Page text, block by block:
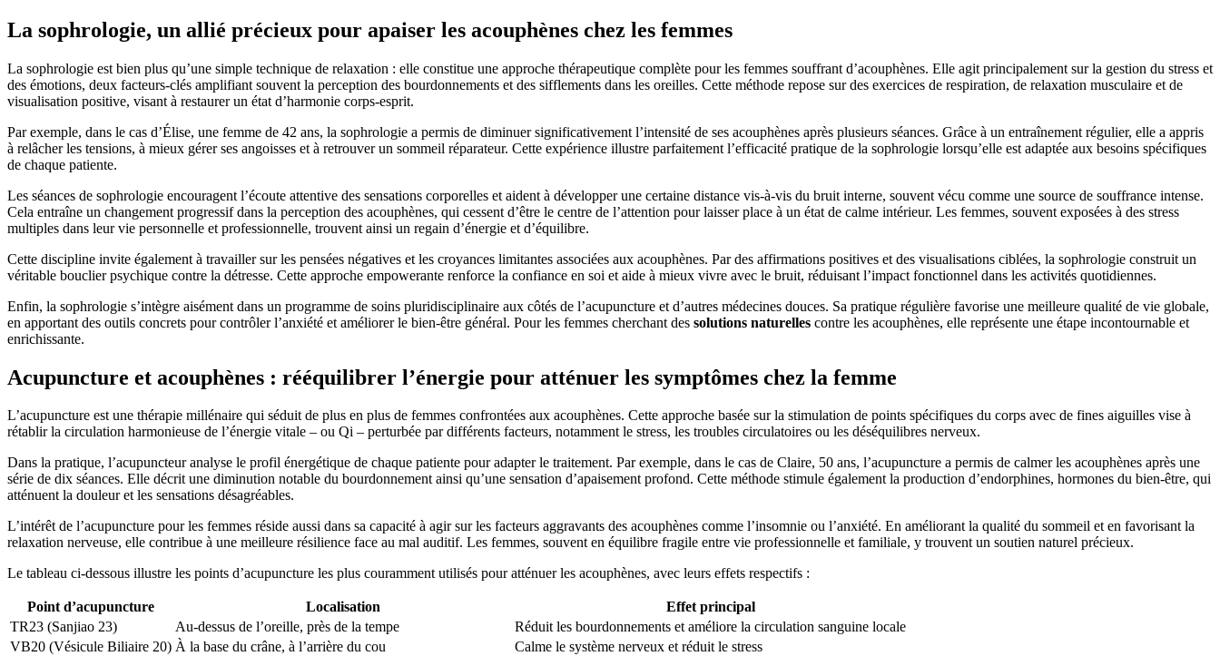
La sophrologie, un allié précieux pour apaiser les acouphènes chez les femmes
La sophrologie est bien plus qu’une simple technique de relaxation : elle constitue une approche thérapeutique complète pour les femmes souffrant d’acouphènes. Elle agit principalement sur la gestion du stress et
des émotions, deux facteurs-clés amplifiant souvent la perception des bourdonnements et des sifflements dans les oreilles. Cette méthode repose sur des exercices de respiration, de relaxation musculaire et de
visualisation positive, visant à restaurer un état d’harmonie corps-esprit.
Par exemple, dans le cas d’Élise, une femme de 42 ans, la sophrologie a permis de diminuer significativement l’intensité de ses acouphènes après plusieurs séances. Grâce à un entraînement régulier, elle a appris
à relâcher les tensions, à mieux gérer ses angoisses et à retrouver un sommeil réparateur. Cette expérience illustre parfaitement l’efficacité pratique de la sophrologie lorsqu’elle est adaptée aux besoins spécifiques
de chaque patiente.
Les séances de sophrologie encouragent l’écoute attentive des sensations corporelles et aident à développer une certaine distance vis-à-vis du bruit interne, souvent vécu comme une source de souffrance intense.
Cela entraîne un changement progressif dans la perception des acouphènes, qui cessent d’être le centre de l’attention pour laisser place à un état de calme intérieur. Les femmes, souvent exposées à des stress
multiples dans leur vie personnelle et professionnelle, trouvent ainsi un regain d’énergie et d’équilibre.
Cette discipline invite également à travailler sur les pensées négatives et les croyances limitantes associées aux acouphènes. Par des affirmations positives et des visualisations ciblées, la sophrologie construit un
véritable bouclier psychique contre la détresse. Cette approche empowerante renforce la confiance en soi et aide à mieux vivre avec le bruit, réduisant l’impact fonctionnel dans les activités quotidiennes.
Enfin, la sophrologie s’intègre aisément dans un programme de soins pluridisciplinaire aux côtés de l’acupuncture et d’autres médecines douces. Sa pratique régulière favorise une meilleure qualité de vie globale,
en apportant des outils concrets pour contrôler l’anxiété et améliorer le bien-être général. Pour les femmes cherchant des solutions naturelles contre les acouphènes, elle représente une étape incontournable et
enrichissante.
Acupuncture et acouphènes : rééquilibrer l’énergie pour atténuer les symptômes chez la femme
L’acupuncture est une thérapie millénaire qui séduit de plus en plus de femmes confrontées aux acouphènes. Cette approche basée sur la stimulation de points spécifiques du corps avec de fines aiguilles vise à
rétablir la circulation harmonieuse de l’énergie vitale – ou Qi – perturbée par différents facteurs, notamment le stress, les troubles circulatoires ou les déséquilibres nerveux.
Dans la pratique, l’acupuncteur analyse le profil énergétique de chaque patiente pour adapter le traitement. Par exemple, dans le cas de Claire, 50 ans, l’acupuncture a permis de calmer les acouphènes après une
série de dix séances. Elle décrit une diminution notable du bourdonnement ainsi qu’une sensation d’apaisement profond. Cette méthode stimule également la production d’endorphines, hormones du bien-être, qui
atténuent la douleur et les sensations désagréables.
L’intérêt de l’acupuncture pour les femmes réside aussi dans sa capacité à agir sur les facteurs aggravants des acouphènes comme l’insomnie ou l’anxiété. En améliorant la qualité du sommeil et en favorisant la
relaxation nerveuse, elle contribue à une meilleure résilience face au mal auditif. Les femmes, souvent en équilibre fragile entre vie professionnelle et familiale, y trouvent un soutien naturel précieux.
Le tableau ci-dessous illustre les points d’acupuncture les plus couramment utilisés pour atténuer les acouphènes, avec leurs effets respectifs :
Point d’acupuncture Localisation
Effet principal
TR23 (Sanjiao 23)
Au-dessus de l’oreille, près de la tempe
Réduit les bourdonnements et améliore la circulation sanguine locale
VB20 (Vésicule Biliaire 20) À la base du crâne, à l’arrière du cou
Calme le système nerveux et réduit le stress